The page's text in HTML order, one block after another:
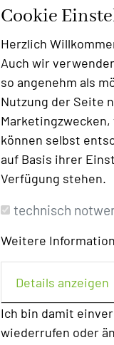
Cookie
Herzlich
Auch wir
so angenehm als
Nutzung der Seite
können selbst
auf Basis ihrer
Verfügung stehen.
technisch
Weitere
Details anzeigen
Ich bin damit
wiederrufen oder